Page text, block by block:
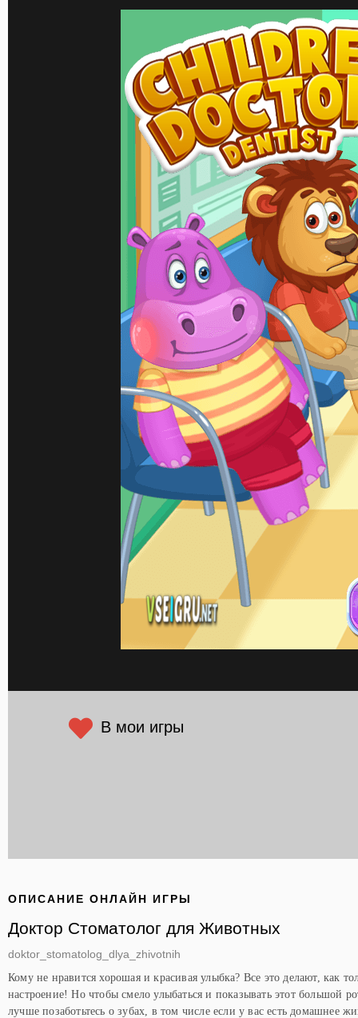
В мои игры
ОПИСАНИЕ ОНЛАЙН ИГРЫ
Доктор Стоматолог для Животных
doktor_stomatolog_dlya_zhivotnih
Кому не нравится хорошая и красивая улыбка? Все это делают, как
настроение! Но чтобы смело улыбаться и показывать этот большой
лучше позаботьтесь о зубах, в том числе если у вас есть домашнее